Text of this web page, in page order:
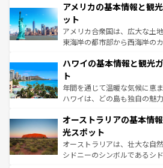
ンツ一覧を参照してほしい。
の建物がそのまま残る町や、
博物館もあり、アルプス観光
ことができる。国民の所得が
者向けの交通パス提供のサー
着のスイス情報はコンテンツ
アメリカの基本情報と観
ット
アメリカ合衆国は、広大な土
東海岸の都市部から西海岸の
のような巨大都市は、観光、
ンメントが詰まった刺激的な
西部には大自然が広がり、グ
ストーン国立公園といった絶
文化が魅力。旅行者はアメリ
しみながら、その多様性と豊
るだろう。車でのロードトリ
ならではの贅沢な旅のスタイルだ。 なお、新着
情報は コンテンツ一覧 を参照
ハワイの基本情報と観光
ト
年間を通じて温暖な気候に恵
ハワイは、どの島も独自の魅
ワイ島は見逃せない。また、
島だが、静かな自然を求める
おすすめ。エメラルドグリー
文化や歴史が息づいている。
オーストラリアの基本情
光スポット
オーストラリアは、壮大な自
シドニーのシンボルであるシ